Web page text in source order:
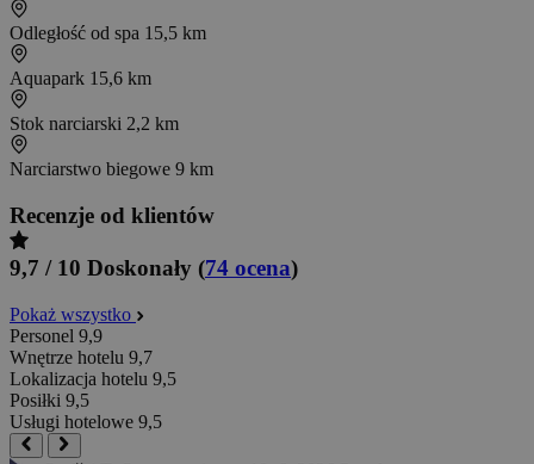
Odległość od spa 15,5 km
Aquapark 15,6 km
Stok narciarski 2,2 km
Narciarstwo biegowe 9 km
Recenzje od klientów
9,7 / 10 Doskonały (74 ocena)
Pokaż wszystko
Personel 9,9
Wnętrze hotelu 9,7
Lokalizacja hotelu 9,5
Posiłki 9,5
Usługi hotelowe 9,5